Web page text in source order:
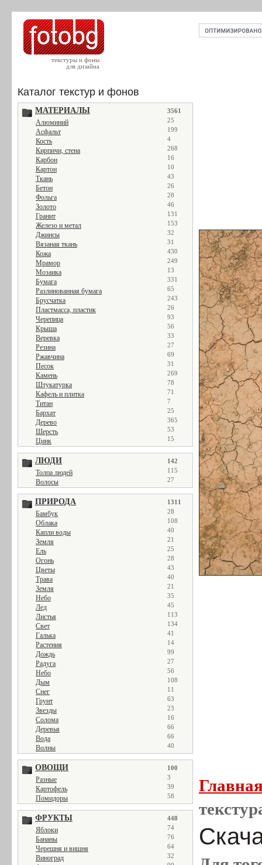
текстуры и фоны
для дизайна
Каталог текстур и фонов
МАТЕРИАЛЫ 3561
Алюминий 25
Асфальт 199
Кость 4
Кирпичи, стена 268
Карбон 16
Картон 10
Ткань 43
Бетон 26
Фольга 28
Золото 46
Гранит 131
Железо и метал 153
Джинсы 32
Вязаная ткань 31
Кожа 430
Мрамор 249
Мозаика 13
Бумага 331
Разлинованная бумага 65
Брусчатка 243
Пластмасса, пластик 26
Черепица 93
Крыша 56
Веревка 33
Резина 27
Ржавчина 69
Песок 31
Камень 269
Штукатурка 78
Кафель и плитка 71
Титан 7
Бархат 25
Дерево 365
Шерсть 53
Цинк 15
ЛЮДИ 142
Толпа людей 115
Волосы 27
ПРИРОДА 1311
Бамбук 28
Облака 108
Капли воды 40
Земля 21
Ель 25
Огонь 28
Цветы 43
Трава 40
Земля 21
Небо 35
Лед 45
Листья 113
Свет 134
Галька 41
Растения 14
Дождь 99
Радуга 27
Небо 56
Дым 108
Снег 11
Грунт 63
Звезды 23
Солома 16
Деревья 66
Вода 66
Волны 40
ОВОЩИ 100
Разные 3
Картофель 39
Помидоры 58
ФРУКТЫ 448
Яблоки 74
Бананы 76
Черешня и вишня 64
Виноград 32